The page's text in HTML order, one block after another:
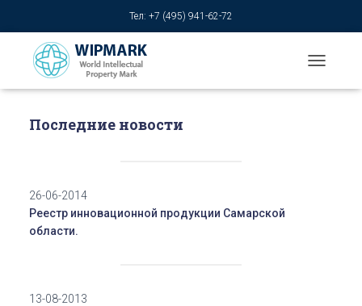
Тел: +7 (495) 941-62-72
O
Последние новости
26-06-2014
Реестр инновационной продукции Самарской
области.
13-08-2013